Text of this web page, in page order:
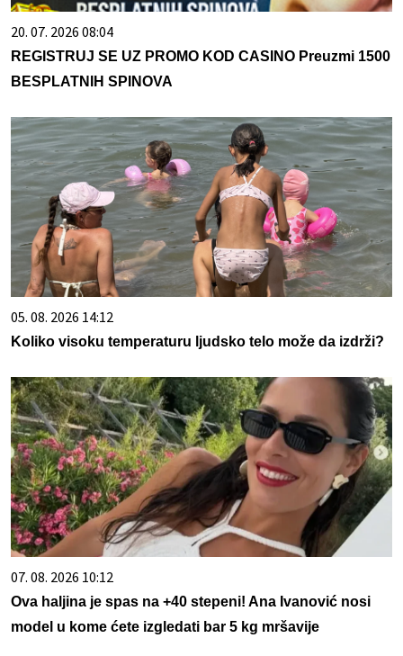
20. 07. 2026 08:04
REGISTRUJ SE UZ PROMO KOD CASINO Preuzmi 1500
BESPLATNIH SPINOVA
05. 08. 2026 14:12
Koliko visoku temperaturu ljudsko telo može da izdrži?
07. 08. 2026 10:12
Ova haljina je spas na +40 stepeni! Ana Ivanović nosi
model u kome ćete izgledati bar 5 kg mršavije